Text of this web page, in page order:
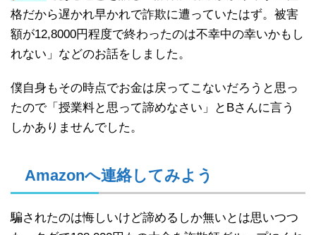
格だから遅かれ早かれで詐欺に遭っていたはず。被害
額が12,8000円程度で終わったのは不幸中の幸いかもし
れない」などのお話をしました。
僕自身もその時点でお金は戻ってこないだろうと思っ
たので「授業料と思って諦めなさい」とBさんに言う
しかありませんでした。
Amazonへ連絡してみよう
騙されたのは悔しいけど諦めるしか無いとは思いつつ